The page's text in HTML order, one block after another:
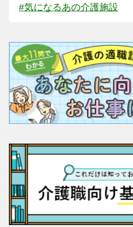
#気になるあの介護施設